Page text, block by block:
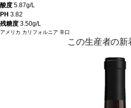
酸度 5.87g/L
PH 3.82
残糖度 3.50g/L
アメリカ カリフォルニア 辛口
この生産者の新